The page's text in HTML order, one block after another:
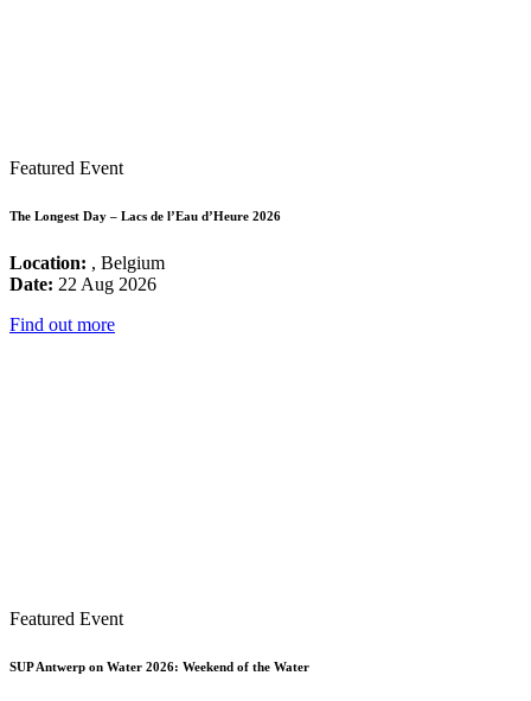
Featured Event
The Longest Day – Lacs de l’Eau d’Heure 2026
Location: , Belgium
Date: 22 Aug 2026
Find out more
Featured Event
SUP Antwerp on Water 2026: Weekend of the Water